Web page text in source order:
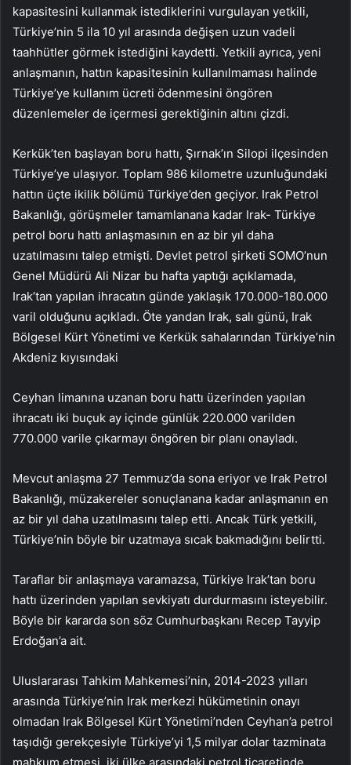
kapasitesini kullanmak istediklerini vurgulayan yetkili,
Türkiye’nin 5 ila 10 yıl arasında değişen uzun vadeli
taahhütler görmek istediğini kaydetti. Yetkili ayrıca, yeni
anlaşmanın, hattın kapasitesinin kullanılmaması halinde
Türkiye’ye kullanım ücreti ödenmesini öngören
düzenlemeler de içermesi gerektiğinin altını çizdi.
Kerkük’ten başlayan boru hattı, Şırnak’ın Silopi ilçesinden
Türkiye’ye ulaşıyor. Toplam 986 kilometre uzunluğundaki
hattın üçte ikilik bölümü Türkiye’den geçiyor. Irak Petrol
Bakanlığı, görüşmeler tamamlanana kadar Irak- Türkiye
petrol boru hattı anlaşmasının en az bir yıl daha
uzatılmasını talep etmişti. Devlet petrol şirketi SOMO’nun
Genel Müdürü Ali Nizar bu hafta yaptığı açıklamada,
Irak’tan yapılan ihracatın günde yaklaşık 170.000-180.000
varil olduğunu açıkladı. Öte yandan Irak, salı günü, Irak
Bölgesel Kürt Yönetimi ve Kerkük sahalarından Türkiye’nin
Akdeniz kıyısındaki
Ceyhan limanına uzanan boru hattı üzerinden yapılan
ihracatı iki buçuk ay içinde günlük 220.000 varilden
770.000 varile çıkarmayı öngören bir planı onayladı.
Mevcut anlaşma 27 Temmuz’da sona eriyor ve Irak Petrol
Bakanlığı, müzakereler sonuçlanana kadar anlaşmanın en
az bir yıl daha uzatılmasını talep etti. Ancak Türk yetkili,
Türkiye’nin böyle bir uzatmaya sıcak bakmadığını belirtti.
Taraflar bir anlaşmaya varamazsa, Türkiye Irak’tan boru
hattı üzerinden yapılan sevkiyatı durdurmasını isteyebilir.
Böyle bir kararda son söz Cumhurbaşkanı Recep Tayyip
Erdoğan’a ait.
Uluslararası Tahkim Mahkemesi’nin, 2014-2023 yılları
arasında Türkiye’nin Irak merkezi hükümetinin onayı
olmadan Irak Bölgesel Kürt Yönetimi’nden Ceyhan’a petrol
taşıdığı gerekçesiyle Türkiye’yi 1,5 milyar dolar tazminata